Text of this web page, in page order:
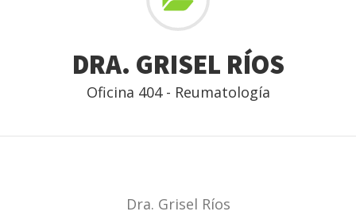
DRA. GRISEL RÍOS
Oficina 404 - Reumatología
Dra. Grisel Ríos